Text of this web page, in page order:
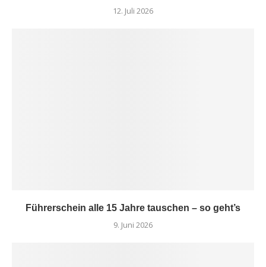
12. Juli 2026
Führerschein alle 15 Jahre tauschen – so geht’s
9. Juni 2026